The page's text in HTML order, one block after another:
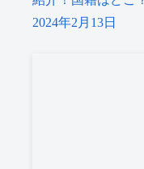
2024年2月13日